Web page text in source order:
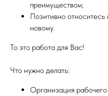
преимуществом;
Позитивно относитесь
новому.
То это работа для Вас!
Что нужно делать:
Организация